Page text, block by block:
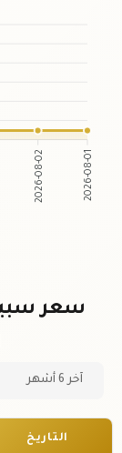
2026-08-02 2026-08-01
آخر 6 أشهر
التاريخ